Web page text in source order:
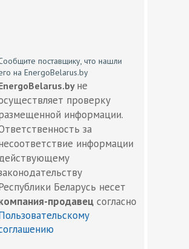
поставщику, что нашли
на EnergoBelarus.by
не
проверку
информации.
за
информации
Беларусь несет
продавец согласно